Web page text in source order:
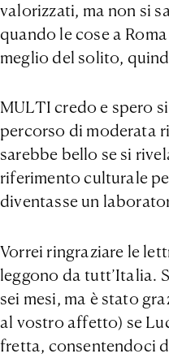
valorizzati, ma non si
quando le cose a
meglio del solito,
MULTI credo e spero
percorso di moderata
sarebbe bello se si
riferimento culturale
diventasse un
Vorrei ringraziare le
leggono da tutt’Italia.
sei mesi, ma è stato
al vostro affetto) se
fretta, consentendoci